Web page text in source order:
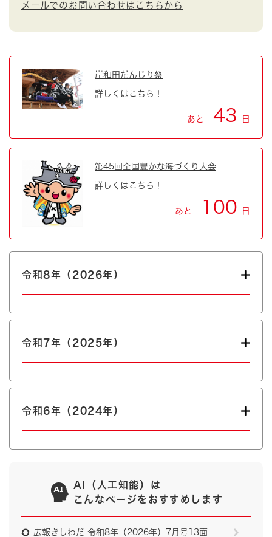
メールでのお問い合わせはこちらから
岸和田だんじり祭
詳しくはこちら！
あと 43 日
第45回全国豊かな海づくり大会
詳しくはこちら！
あと 100 日
令和8年（2026年）
令和7年（2025年）
令和6年（2024年）
AI（人工知能）は
こんなページをおすすめします
広報きしわだ 令和8年（2026年）7月号13面